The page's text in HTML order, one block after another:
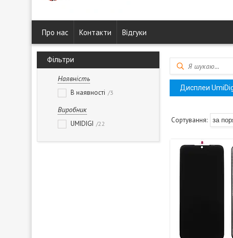
Про нас Контакти Відгуки
Фільтри
Наявність
В наявності 3
Виробник
UMIDIGI 22
Дисплеи